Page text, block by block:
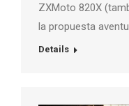
ZXMoto 820X
la propuesta
Details